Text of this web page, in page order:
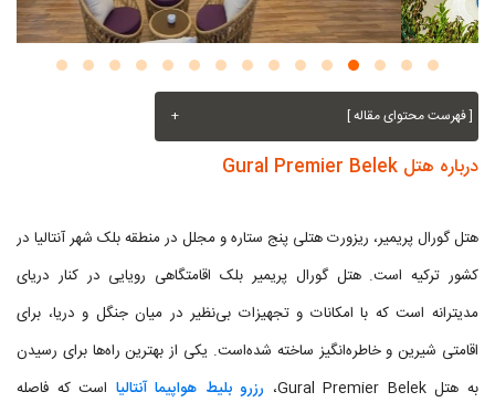
[ فهرست محتوای مقاله ] +
درباره هتل Gural Premier Belek
هتل گورال پریمیر، ریزورت هتلی پنج ستاره و مجلل در منطقه بلک شهر آنتالیا در
کشور ترکیه است. هتل گورال پریمیر بلک اقامتگاهی رویایی در کنار دریای
مدیترانه است که با امکانات و تجهیزات بی‌نظیر در میان جنگل و دریا، برای
اقامتی شیرین و خاطره‌انگیز ساخته شده‌است. یکی از بهترین‌ راه‌ها برای رسیدن
به هتل Gural Premier Belek،
رزرو بلیط هواپیما آنتالیا است که فاصله